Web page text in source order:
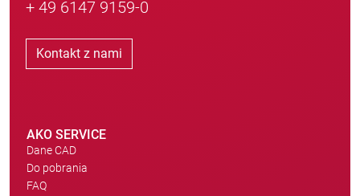
+ 49 6147 9159-0
Kontakt z nami
AKO SERVICE
Dane CAD
Do pobrania
FAQ